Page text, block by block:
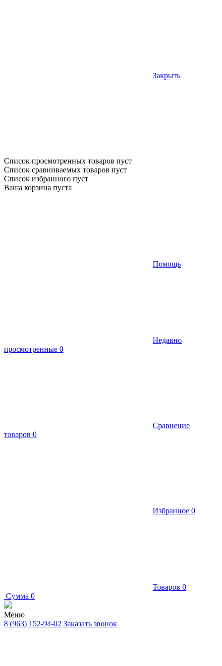
Закрыть
Список просмотренных товаров пуст
Список сравниваемых товаров пуст
Список избранного пуст
Ваша корзина пуста
Помощь
Недавно
просмотренные 0
Сравнение
товаров 0
Избранное 0
Товаров 0
Сумма 0
Меню
8 (963) 152-94-02 Заказать звонок